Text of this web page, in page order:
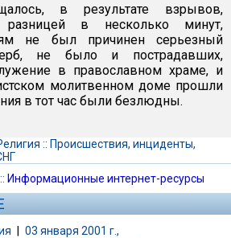
в результате взрывов,
в несколько минут,
не был причинен серьезный
не было и пострадавших,
в православном храме, и
молитвенном доме прошли
в тот час были безлюдны.
:: Происшествия, инциденты,
:: Информационные интернет-ресурсы
| 03 января 2001 г.,